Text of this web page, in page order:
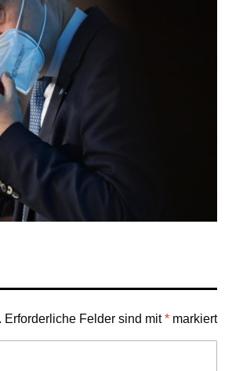
Erforderliche Felder sind mit* markiert